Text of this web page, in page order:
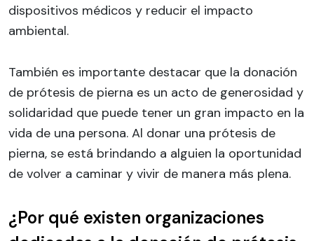
dispositivos médicos y reducir el impacto
ambiental.
También es importante destacar que la donación
de prótesis de pierna es un acto de generosidad y
solidaridad que puede tener un gran impacto en la
vida de una persona. Al donar una prótesis de
pierna, se está brindando a alguien la oportunidad
de volver a caminar y vivir de manera más plena.
¿Por qué existen organizaciones